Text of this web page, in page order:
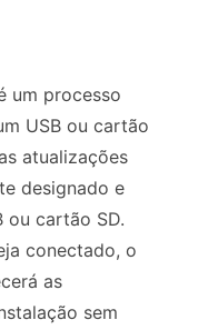
um processo
USB ou cartão
atualizações
designado e
ou cartão SD.
conectado, o
as
sem